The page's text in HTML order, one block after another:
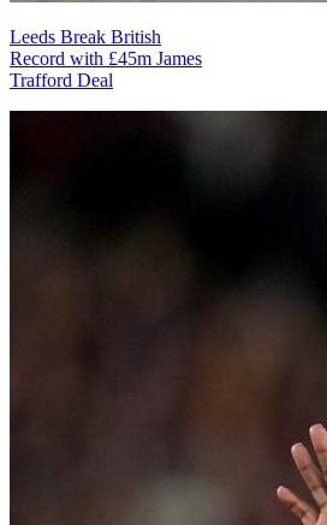
Leeds Break British
Record with £45m James
Trafford Deal